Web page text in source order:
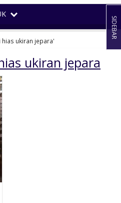
ukiran jepara'
ukiran jepara
SIDEBAR